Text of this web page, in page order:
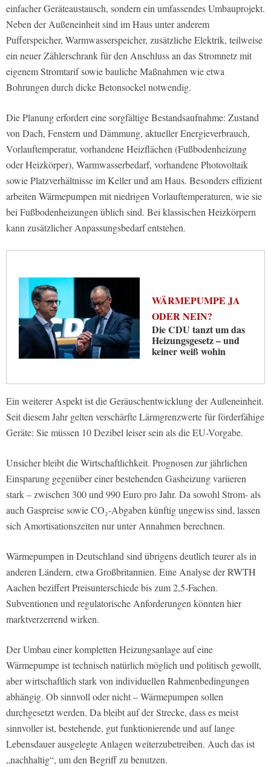
einfacher Geräteaustausch, sondern ein umfassendes Umbauprojekt.
Neben der Außeneinheit sind im Haus unter anderem
Pufferspeicher, Warmwasserspeicher, zusätzliche Elektrik, teilweise
ein neuer Zählerschrank für den Anschluss an das Stromnetz mit
eigenem Stromtarif sowie bauliche Maßnahmen wie etwa
Bohrungen durch dicke Betonsockel notwendig.
Die Planung erfordert eine sorgfältige Bestandsaufnahme: Zustand
von Dach, Fenstern und Dämmung, aktueller Energieverbrauch,
Vorlauftemperatur, vorhandene Heizflächen (Fußbodenheizung
oder Heizkörper), Warmwasserbedarf, vorhandene Photovoltaik
sowie Platzverhältnisse im Keller und am Haus. Besonders effizient
arbeiten Wärmepumpen mit niedrigen Vorlauftemperaturen, wie sie
bei Fußbodenheizungen üblich sind. Bei klassischen Heizkörpern
kann zusätzlicher Anpassungsbedarf entstehen.
WÄRMEPUMPE JA
ODER NEIN?
Die CDU tanzt um das
Heizungsgesetz – und
keiner weiß wohin
Ein weiterer Aspekt ist die Geräuschentwicklung der Außeneinheit.
Seit diesem Jahr gelten verschärfte Lärmgrenzwerte für förderfähige
Geräte: Sie müssen 10 Dezibel leiser sein als die EU-Vorgabe.
Unsicher bleibt die Wirtschaftlichkeit. Prognosen zur jährlichen
Einsparung gegenüber einer bestehenden Gasheizung variieren
stark – zwischen 300 und 990 Euro pro Jahr. Da sowohl Strom- als
auch Gaspreise sowie CO₂-Abgaben künftig ungewiss sind, lassen
sich Amortisationszeiten nur unter Annahmen berechnen.
Wärmepumpen in Deutschland sind übrigens deutlich teurer als in
anderen Ländern, etwa Großbritannien. Eine Analyse der RWTH
Aachen beziffert Preisunterschiede bis zum 2,5-Fachen.
Subventionen und regulatorische Anforderungen könnten hier
marktverzerrend wirken.
Der Umbau einer kompletten Heizungsanlage auf eine
Wärmepumpe ist technisch natürlich möglich und politisch gewollt,
aber wirtschaftlich stark von individuellen Rahmenbedingungen
abhängig. Ob sinnvoll oder nicht – Wärmepumpen sollen
durchgesetzt werden. Da bleibt auf der Strecke, dass es meist
sinnvoller ist, bestehende, gut funktionierende und auf lange
Lebensdauer ausgelegte Anlagen weiterzubetreiben. Auch das ist
„nachhaltig“, um den Begriff zu benutzen.